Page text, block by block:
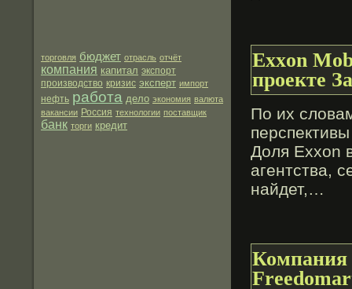
торговля бюджет отрасль отчёт
компания капитал экспорт
производство кризис эксперт импорт
нефть работа дело экономия валюта
вакансии Россия технологии поставщик
банк торги кредит
Exxon
проекте
По их
Доля Exxon
агентства,
найдет,…
Компания